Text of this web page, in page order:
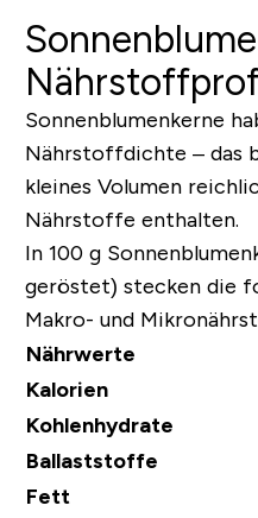
Sonnenblumenkerne
Nährstoffdichte – das
kleines Volumen
Nährstoffe enthalten.
In 100 g
geröstet) stecken die
Makro- und
Nährwerte
Kalorien
Kohlenhydrate
Ballaststoffe
Fett